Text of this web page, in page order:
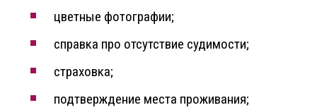
цветные фотографии;
справка про отсутствие судимости;
страховка;
подтверждение места проживания;